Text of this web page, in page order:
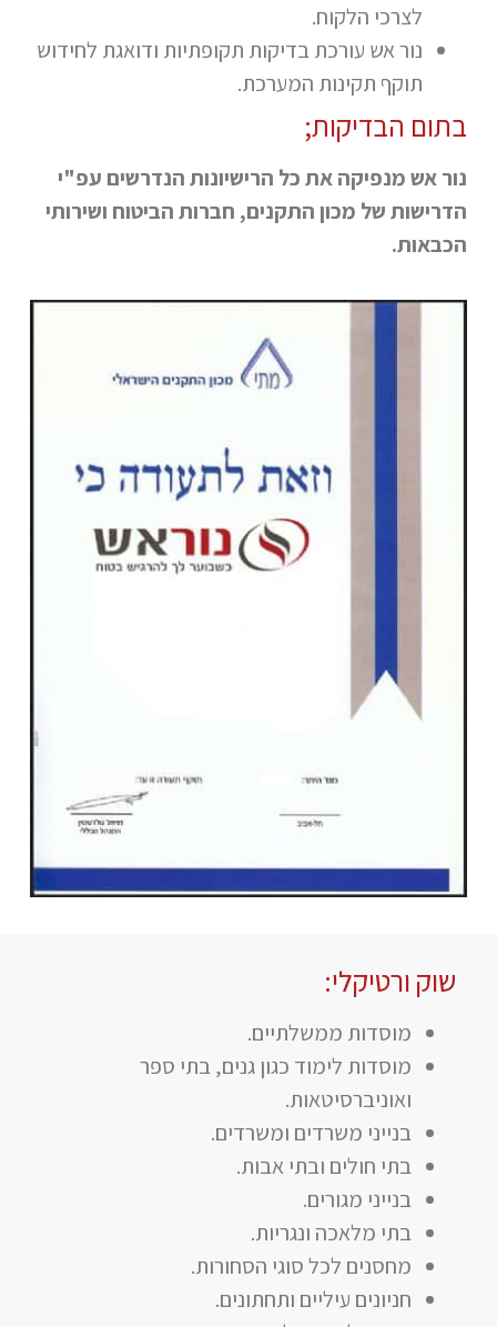
לצרכי הלקוח.
נור אש עורכת בדיקות תקופתיות ודואגת לחידוש
תוקף תקינות המערכת.
בתום הבדיקות;
נור אש מנפיקה את כל הרישיונות הנדרשים עפ"י
הדרישות של מכון התקנים, חברות הביטוח ושירותי
הכבאות.
שוק ורטיקלי:
מוסדות ממשלתיים.
מוסדות לימוד כגון גנים, בתי ספר
ואוניברסיטאות.
בנייני משרדים ומשרדים.
בתי חולים ובתי אבות.
בנייני מגורים.
בתי מלאכה ונגריות.
מחסנים לכל סוגי הסחורות.
חניונים עיליים ותחתונים.